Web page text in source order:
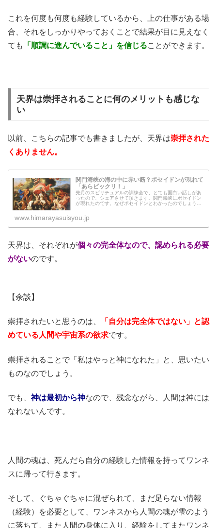
これを何度も何度も経験しているから、上の仕事がある場
合、それをしっかりやっておくことで結果が目に見えなく
ても
「順調に進んでいること」を信じることができます。
天界は崇拝されることに何のメリットも感じな
い
以前、こちらの記事でも書きましたが、天界は崇拝された
くありません。
関門海峡の海の中に赤い筋？ポセイドンが現れて
「あらビックリ！」
先月のスピリチュアルの訓練会で、とても面白い話しがあ
ったので、シェアさせて頂きます。関門海峡にポセイドン
が現れたのです。なぜポセイドンとわかったのでしょう
www.himarayasuisyou.jp
天界は、それぞれが個々の完全体なので、認められる必要
がないのです。
【余談】
崇拝されたいと思うのは、
「自分は完全体ではない」と認
めている人間や宇宙系の欲求です。
崇拝されることで「私はやっと神になれた」と、思いたい
ものなのでしょう。
でも、神は最初から神なので、残念ながら、人間は神には
なれないんです。
人間の魂は、死んだら自分の経験した情報を持ってワンネ
スに帰って行きます。
そして、ぐちゃぐちゃに混ぜられて、まだ足らない情報
（経験）を必要として、ワンネスから人間の魂が雫のよう
に落ちて、また人間の身体に入り、経験をしてまたワンネ